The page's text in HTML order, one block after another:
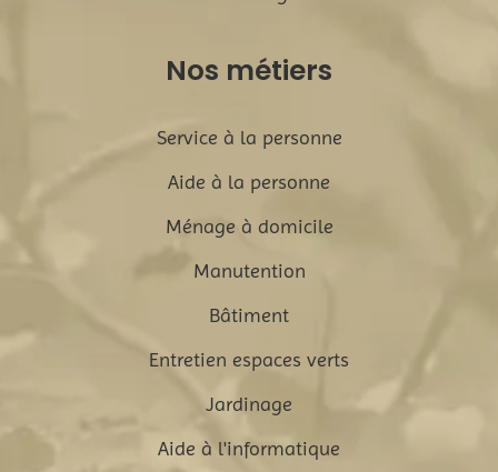
Nos métiers
Service à la personne
Aide à la personne
Ménage à domicile
Manutention
Bâtiment
Entretien espaces verts
Jardinage
Aide à l'informatique